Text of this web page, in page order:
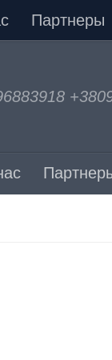
Партнеры